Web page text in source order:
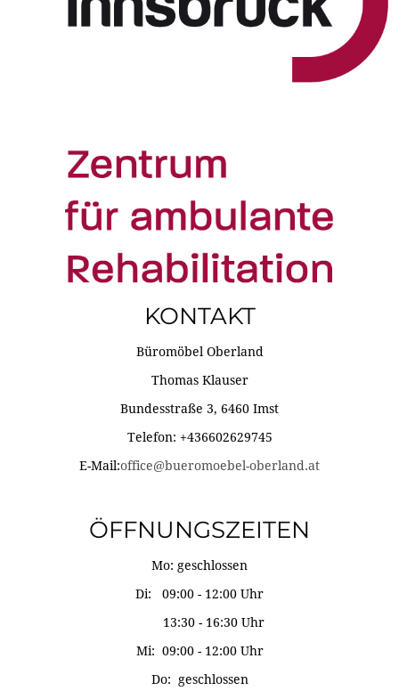
KONTAKT
Büromöbel Oberland
Thomas Klauser
Bundesstraße 3, 6460 Imst
Telefon: +436602629745
E-Mail:office@bueromoebel-oberland.at
ÖFFNUNGSZEITEN
Mo: geschlossen
Di: 09:00 - 12:00 Uhr
13:30 - 16:30 Uhr
Mi: 09:00 - 12:00 Uhr
Do: geschlossen